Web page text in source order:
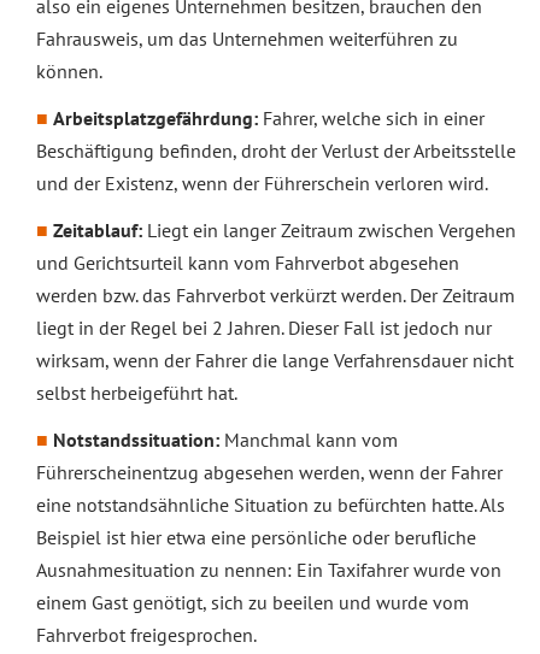
also ein eigenes Unternehmen besitzen, brauchen den
Fahrausweis, um das Unternehmen weiterführen zu
können.
Arbeitsplatzgefährdung: Fahrer, welche sich in einer
Beschäftigung befinden, droht der Verlust der Arbeitsstelle
und der Existenz, wenn der Führerschein verloren wird.
Zeitablauf: Liegt ein langer Zeitraum zwischen Vergehen
und Gerichtsurteil kann vom Fahrverbot abgesehen
werden bzw. das Fahrverbot verkürzt werden. Der Zeitraum
liegt in der Regel bei 2 Jahren. Dieser Fall ist jedoch nur
wirksam, wenn der Fahrer die lange Verfahrensdauer nicht
selbst herbeigeführt hat.
Notstandssituation: Manchmal kann vom
Führerscheinentzug abgesehen werden, wenn der Fahrer
eine notstandsähnliche Situation zu befürchten hatte. Als
Beispiel ist hier etwa eine persönliche oder berufliche
Ausnahmesituation zu nennen: Ein Taxifahrer wurde von
einem Gast genötigt, sich zu beeilen und wurde vom
Fahrverbot freigesprochen.